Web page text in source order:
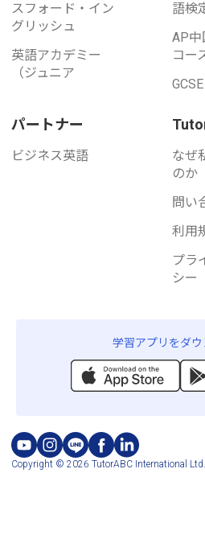
スフォード・イン
グリッシュ
英語アカデミー
（ジュニア
語検
AP中
コー
GCSE
パートナー
ビジネス英語
なぜ
のか
問い
利用
プラ
シー
学習アプリをダウ
Copyright © 2026 TutorABC International